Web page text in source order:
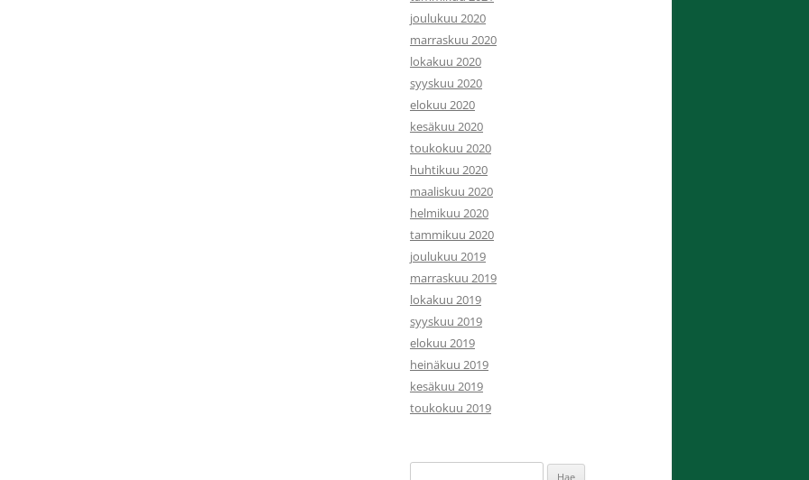
joulukuu 2020
marraskuu 2020
lokakuu 2020
syyskuu 2020
elokuu 2020
kesäkuu 2020
toukokuu 2020
huhtikuu 2020
maaliskuu 2020
helmikuu 2020
tammikuu 2020
joulukuu 2019
marraskuu 2019
lokakuu 2019
syyskuu 2019
elokuu 2019
heinäkuu 2019
kesäkuu 2019
toukokuu 2019